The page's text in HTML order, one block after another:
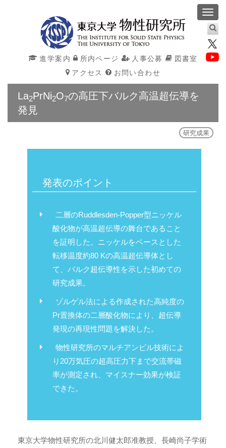
進学案内 所内ページ 人事公募
図書室
アクセス
お問い合わせ
La2PrNi2O7の高圧下バルク高温超伝導を
発見
研究成果
発表のポイント
二層のRuddlesden-Popper型ニッケル
酸化物が高温超伝導の舞台であること
を証明した。ニッケルをベースとした
転移温度約80 Kの高温超伝導体とし
て、バルク超伝導性を示した初めての
研究成果。
ゾルゲル法による作成された高純度の
Pr置換体の二層酸化物により、超伝導
発現の再現性問題を解決した。
物性研究所のマルチアンビル技術によ
り20万気圧の超高圧力下まで交流帯磁
率が測定され、マイスナー効果が検証
できた。
東京大学物性研究所の北川健太郎准教授、長崎尚子学術